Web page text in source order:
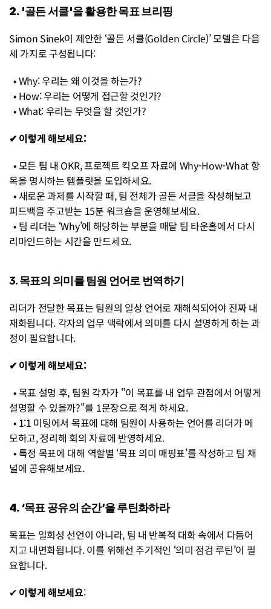
2. '골든 서클'을 활용한 목표 브리핑
Simon Sinek이 제안한 ‘골든 서클(Golden Circle)’ 모델은 다음
세 가지로 구성됩니다:
  • Why: 우리는 왜 이것을 하는가?
  • How: 우리는 어떻게 접근할 것인가?
  • What: 우리는 무엇을 할 것인가?
✔ 이렇게 해보세요:
  • 모든 팀 내 OKR, 프로젝트 킥오프 자료에 Why-How-What 항
목을 명시하는 템플릿을 도입하세요.
  • 새로운 과제를 시작할 때, 팀 전체가 골든 서클을 작성해보고
피드백을 주고받는 15분 워크숍을 운영해보세요.
  • 팀 리더는 ‘Why’에 해당하는 부분을 매달 팀 타운홀에서 다시
리마인드하는 시간을 만드세요.
3. 목표의 의미를 팀원 언어로 번역하기
리더가 전달한 목표는 팀원의 일상 언어로 재해석되어야 진짜 내
재화됩니다. 각자의 업무 맥락에서 의미를 다시 설명하게 하는 과
정이 필요합니다.
✔ 이렇게 해보세요:
  • 목표 설명 후, 팀원 각자가 "이 목표를 내 업무 관점에서 어떻게
설명할 수 있을까?"를 1문장으로 적게 하세요.
  • 1:1 미팅에서 목표에 대해 팀원이 사용하는 언어를 리더가 메
모하고, 정리해 회의 자료에 반영하세요.
  • 특정 목표에 대해 역할별 ‘목표 의미 매핑표’를 작성하고 팀 채
널에 공유해보세요.
4. ‘목표 공유의 순간’을 루틴화하라
목표는 일회성 선언이 아니라, 팀 내 반복적 대화 속에서 다듬어
지고 내면화됩니다. 이를 위해선 주기적인 ‘의미 점검 루틴’이 필
요합니다.
✔ 이렇게 해보세요: